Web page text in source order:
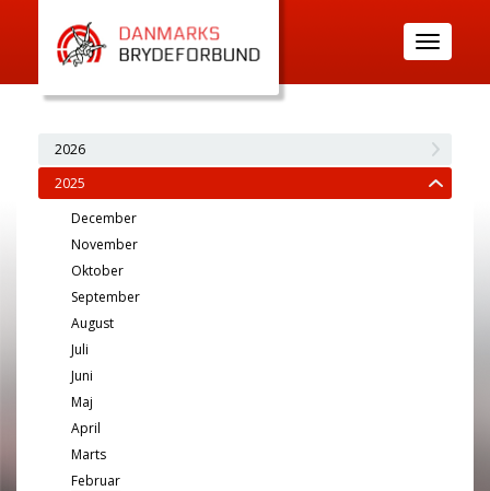
Toggle
navigation
2026
2025
December
November
Oktober
September
August
Juli
Juni
Maj
April
Marts
Februar